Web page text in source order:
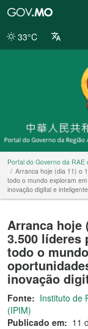
da
33°C
Portal do Governo da RAE
Arranca hoje (dia 11) o
todo o mundo exploram
inovação digital e inteligente
Arranca hoje
3.500 líderes
todo o
inovação
Fonte: Instituto de
(IPIM)
Publicado em: 11